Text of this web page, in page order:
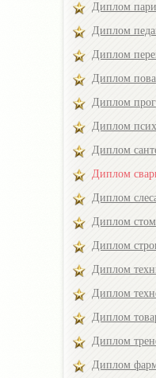
Диплом
Диплом
Диплом
Диплом
Диплом
Диплом
Диплом
Диплом
Диплом
Диплом
Диплом
Диплом
Диплом
Диплом
Диплом
Диплом